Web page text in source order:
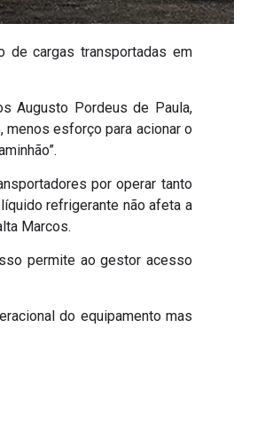
de cargas transportadas em
Augusto Pordeus de Paula,
menos esforço para acionar o
por operar tanto
refrigerante não afeta a
Marcos.
permite ao gestor acesso
do equipamento mas